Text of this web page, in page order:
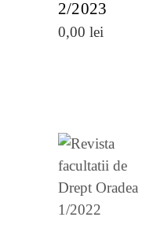
2/2023
0,00 lei
DETALII